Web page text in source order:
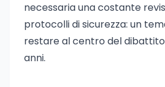
necessaria una costante
protocolli di sicurezza: un
restare al centro del
anni.